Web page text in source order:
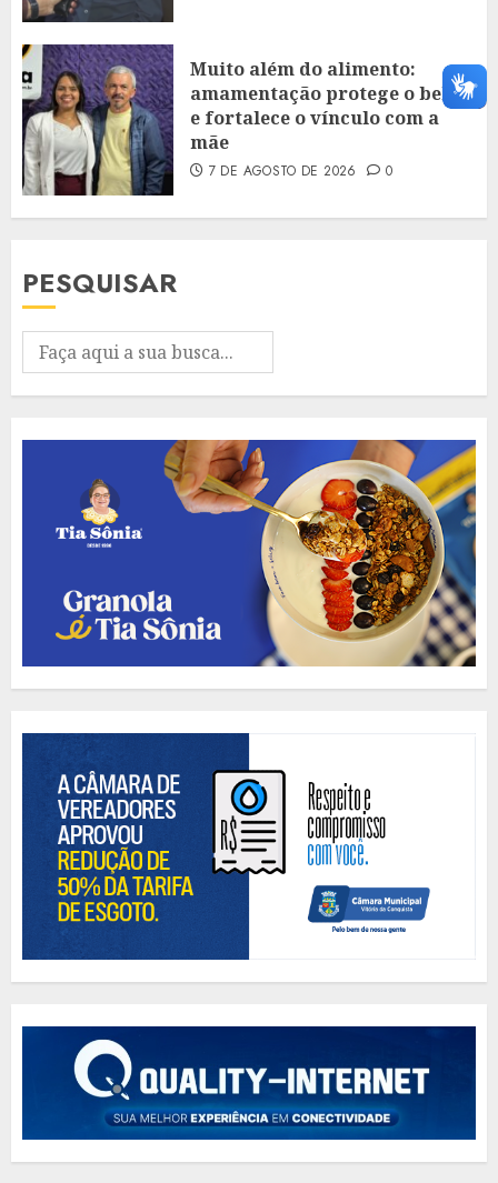
Muito além do alimento:
amamentação protege o bebê
e fortalece o vínculo com a
mãe
7 DE AGOSTO DE 2026 0
PESQUISAR